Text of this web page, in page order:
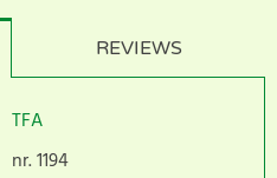
REVIEWS
TFA
nr. 1194